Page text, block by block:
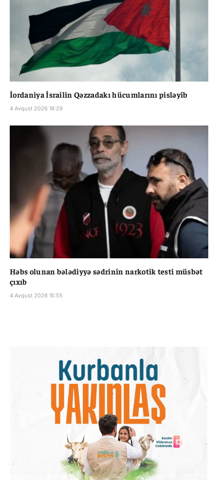
İordaniya İsrailin Qəzzadakı hücumlarını pisləyib
4 Avqust 2026 18:29
Həbs olunan bələdiyyə sədrinin narkotik testi müsbət
çıxıb
4 Avqust 2026 15:55